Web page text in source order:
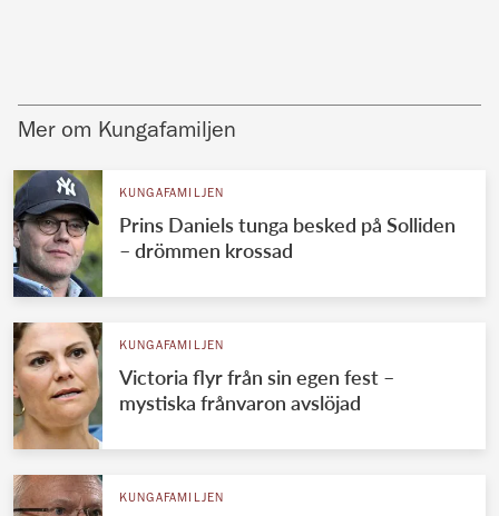
Mer om Kungafamiljen
KUNGAFAMILJEN
Prins Daniels tunga besked på Solliden
– drömmen krossad
KUNGAFAMILJEN
Victoria flyr från sin egen fest –
mystiska frånvaron avslöjad
KUNGAFAMILJEN